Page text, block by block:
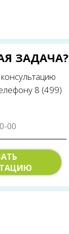
ЗАДАЧА?
8 (499)